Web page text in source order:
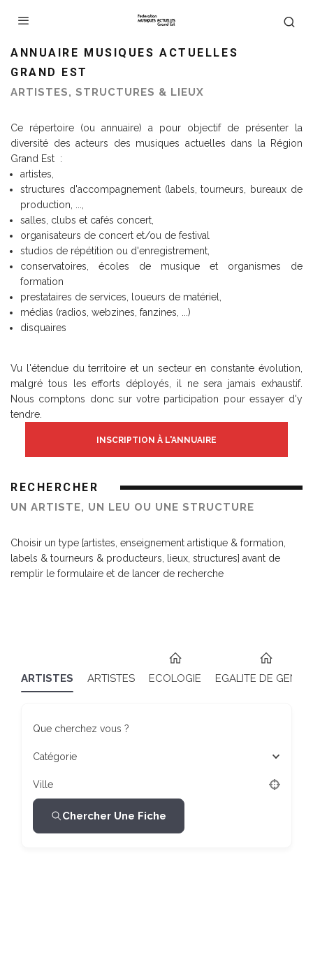
ANNUAIRE MUSIQUES ACTUELLES
GRAND EST
ARTISTES, STRUCTURES & LIEUX
Ce répertoire (ou annuaire) a pour objectif de présenter la
diversité des acteurs des musiques actuelles dans la Région
Grand Est :
artistes,
structures d'accompagnement (labels, tourneurs, bureaux de
production, ...,
salles, clubs et cafés concert,
organisateurs de concert et/ou de festival
studios de répétition ou d'enregistrement,
conservatoires, écoles de musique et organismes de
formation
prestataires de services, loueurs de matériel,
médias (radios, webzines, fanzines, ...)
disquaires
Vu l'étendue du territoire et un secteur en constante évolution,
malgré tous les efforts déployés, il ne sera jamais exhaustif.
Nous comptons donc sur votre participation pour essayer d'y
tendre.
INSCRIPTION À L'ANNUAIRE
RECHERCHER
UN ARTISTE, UN LEU OU UNE STRUCTURE
Choisir un type [artistes, enseignement artistique & formation,
labels & tourneurs & producteurs, lieux, structures] avant de
remplir le formulaire et de lancer de recherche
ARTISTES ARTISTES ECOLOGIE EGALITE DE
Que cherchez vous ?
Catégorie
Ville
Chercher Une Fiche